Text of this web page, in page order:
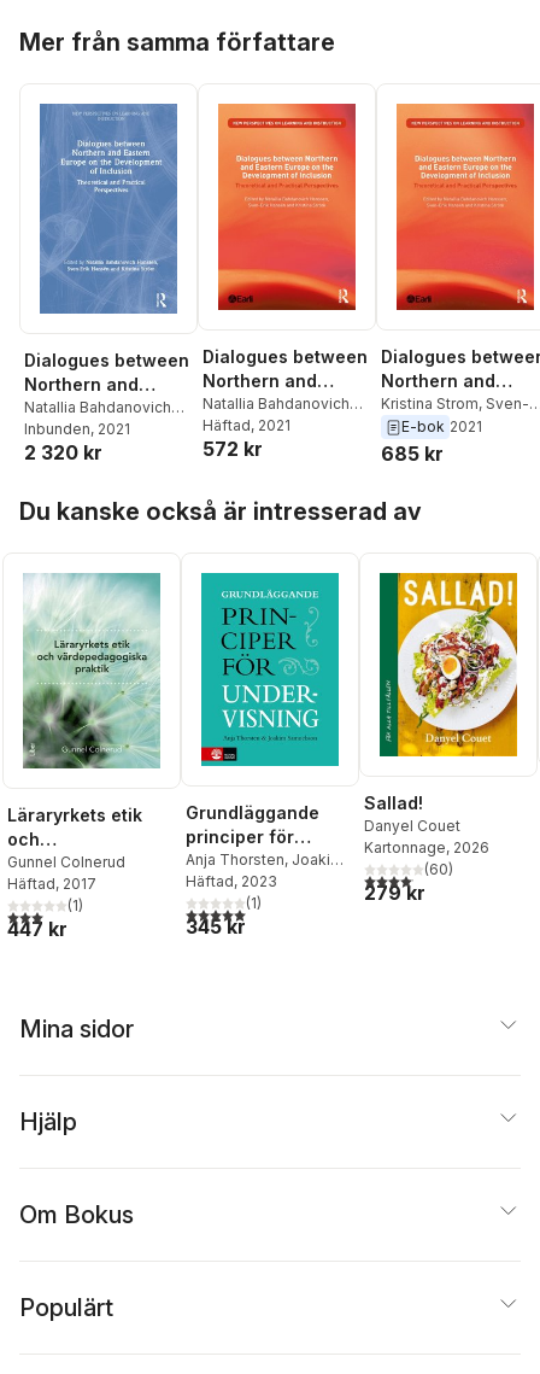
Mer från samma författare
Dialogues between
Northern and
Eastern Europe on
the Development of
Inclusion
Natallia Bahdanovich
Hanssen, Sven-Erik
Hansén ,Kristina Ström
Inbunden, 2021
2 320 kr
Dialogues between
Northern and
Eastern Europe on
the Development of
Inclusion
Natallia Bahdanovich
Hanssen,Sven-Erik
Hansén,
Häftad, 2021
572 kr
Dialogues
Northern and
Eastern Europe on
the Development
Inclusion
Kristina Strom, Sven-
Erik Hansen,Natallia
Bahdanovich Hanssen
E-bok 2021
685 kr
Du kanske också är intresserad av
Läraryrkets etik
och
värdepedagogiska
praktik
Gunnel Colnerud
Häftad, 2017
3,0utav 5 stjärnor. Totalt antal röster:
(1)
447 kr
Grundläggande
principer för
undervisning
Anja Thorsten, Joakim
Samuelsson
Häftad, 2023
5,0utav 5 stjärnor. Totalt antal röster:
(1)
345 kr
Sallad!
Danyel Couet
Kartonnage, 2026
4,1utav 5 stjärnor. Totalt
(60)
279 kr
Mina sidor
Hjälp
Om Bokus
Populärt